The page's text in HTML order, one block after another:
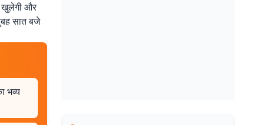
खुलेगी और
सात बजे
भव्य